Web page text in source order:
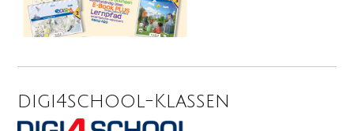
digi4school-Klassen